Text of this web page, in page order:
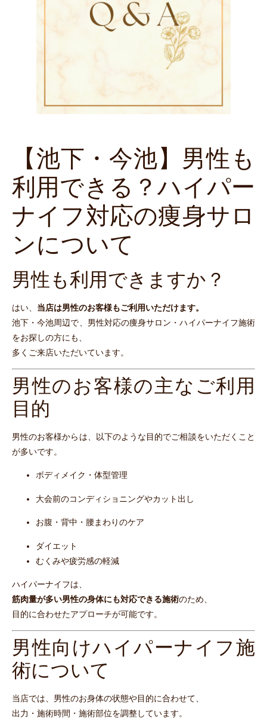
【池下・今池】男性も
利用できる？ハイパー
ナイフ対応の痩身サロ
ンについて
男性も利用できますか？
はい、 当店は男性のお客様もご利用いただけます。
池下・今池周辺で、男性対応の痩身サロン・ハイパーナイフ施術
をお探しの方にも、
多くご来店いただいています。
男性のお客様の主なご利用
目的
男性のお客様からは、以下のような目的でご相談をいただくこと
が多いです。
ボディメイク・体型管理
大会前のコンディショニングやカット出し
お腹・背中・腰まわりのケア
ダイエット
むくみや疲労感の軽減
ハイパーナイフは、
筋肉量が多い男性の身体にも対応できる施術のため、
目的に合わせたアプローチが可能です。
男性向けハイパーナイフ施
術について
当店では、男性のお身体の状態や目的に合わせて、
出力・施術時間・施術部位を調整しています。